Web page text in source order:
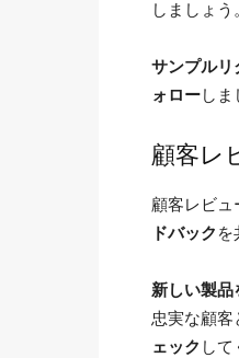
しましょ
サンプルリ
ォローし
顧客レ
顧客レビュ
ドバック
新しい製品
忠実な顧客
ェック して